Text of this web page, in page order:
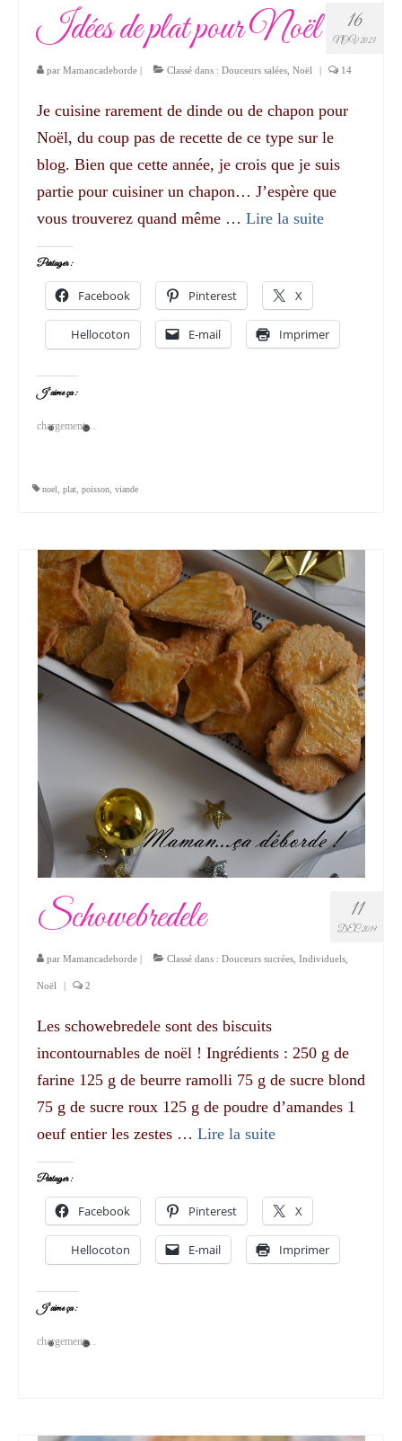
16
NOV 2023
Idées de plat pour Noël
par Mamancadeborde | Classé dans : Douceurs salées Noël | 14
Je cuisine rarement de dinde ou de chapon pour
Noël, du coup pas de recette de ce type sur le
blog. Bien que cette année, je crois que je suis
partie pour cuisiner un chapon… J’espère que
vous trouverez quand même … Lire la suite­­
Partager :
Facebook Pinterest X
Hellocoton E-mail Imprimer
J’aime ça :
chargement…
noel plat poisson viande
11
DÉC 2019
Schowebredele
par Mamancadeborde | Classé dans : Douceurs sucrées Individuels
Noël | 2
Les schowebredele sont des biscuits
incontournables de noël ! Ingrédients : 250 g de
farine 125 g de beurre ramolli 75 g de sucre blond
75 g de sucre roux 125 g de poudre d’amandes 1
oeuf entier les zestes … Lire la suite­­
Partager :
Facebook Pinterest X
Hellocoton E-mail Imprimer
J’aime ça :
chargement…